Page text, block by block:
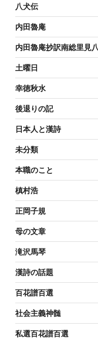
八犬伝
内田魯庵
内田魯庵抄訳南総里見
土曜日
幸徳秋水
後退りの記
日本人と漢詩
未分類
本職のこと
槙村浩
正岡子規
母の文章
滝沢馬琴
漢詩の話題
百花譜百選
社会主義神髄
私選百花譜百選